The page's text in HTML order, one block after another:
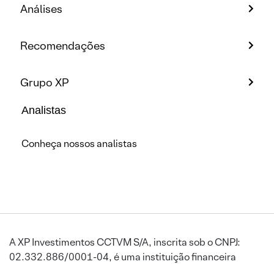
Análises
Recomendações
Grupo XP
Analistas
Conheça nossos analistas
A XP Investimentos CCTVM S/A, inscrita sob o CNPJ:
02.332.886/0001-04, é uma instituição financeira